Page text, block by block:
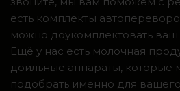
есть комплекты
можно доукомплектовать ваш
Ещё у нас есть молочная
доильные аппараты,
подобрать именно для